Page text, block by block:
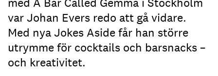
var Johan Evers redo att gå vidare.
Med nya Jokes Aside får han större
utrymme för cocktails och barsnacks –
och kreativitet.